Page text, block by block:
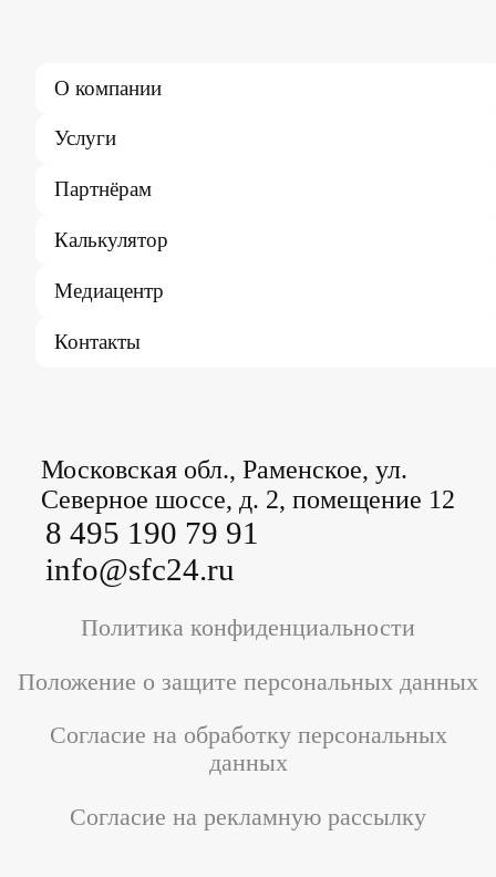
О компании
Услуги
Партнёрам
Калькулятор
Медиацентр
Контакты
8 495 190 79 91
info@sfc24.ru
Московская обл., Раменское, ул.
Северное шоссе, д. 2, помещение 12
Политика конфиденциальности
Положение о защите персональных данных
Согласие на обработку персональных
данных
Согласие на рекламную рассылку